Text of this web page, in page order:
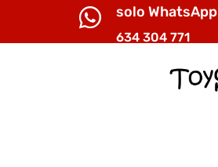
 solo WhatsApp
634 304 771